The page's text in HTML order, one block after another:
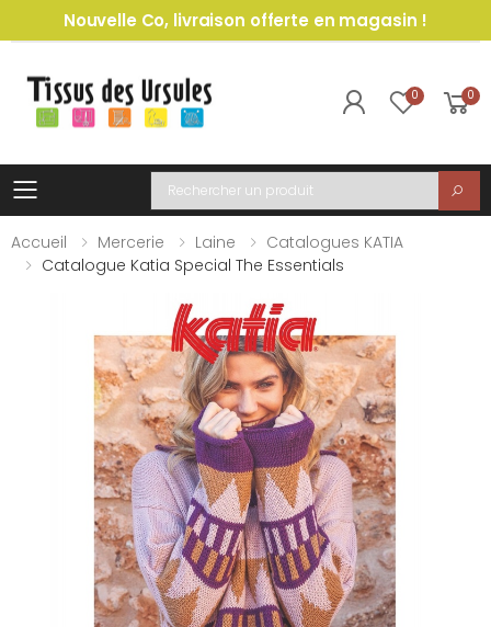
Nouvelle Co, livraison offerte en magasin !
0 0
Toggle mobile menu
Recherche
Accueil
Mercerie Laine
Catalogues KATIA
Catalogue Katia Special The Essentials